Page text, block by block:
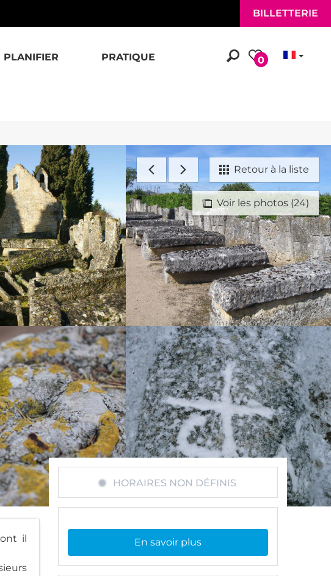
BILLETTERIE
PLANIFIER PRATIQUE 0
Voir les photos (24)
Retour à la liste
il
HORAIRES NON DÉFINIS
En savoir plus